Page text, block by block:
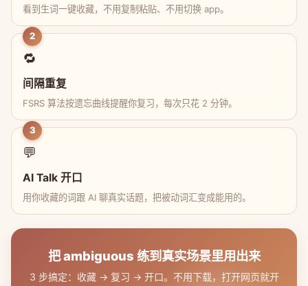
看到生词一键收藏，不用复制粘贴、不用切换 app。
2
🔁
间隔重复
FSRS 算法按遗忘曲线提醒你复习，每次只花 2 分钟。
3
💬
AI Talk 开口
用你收藏的词跟 AI 聊真实话题，把被动词汇变成能用的。
把 ambiguous 练到真实场景里用出来
3 步搞定：收藏 → 复习 → 开口。不用下载，打开网页就开